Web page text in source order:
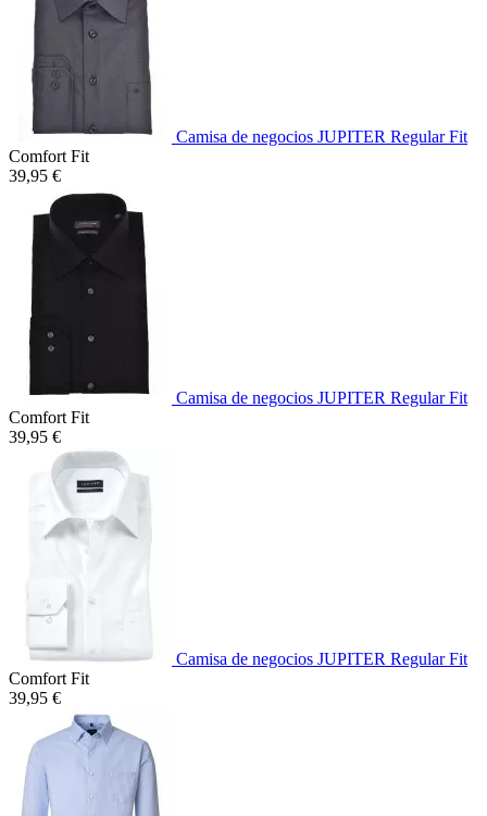
Camisa de negocios JUPITER Regular Fit
Comfort Fit
39,95 €
Camisa de negocios JUPITER Regular Fit
Comfort Fit
39,95 €
Camisa de negocios JUPITER Regular Fit
Comfort Fit
39,95 €